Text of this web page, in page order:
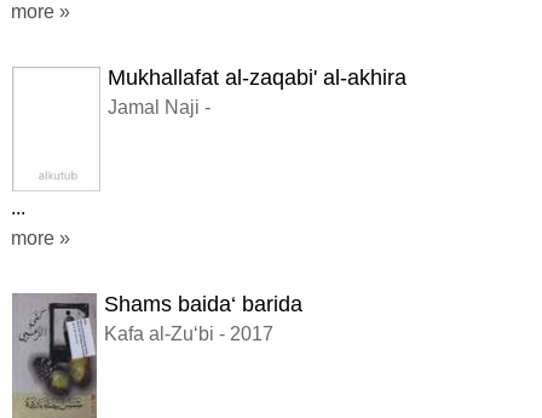
more »
Mukhallafat al-zaqabi' al-akhira
Jamal Naji -
...
more »
Shams baida‘ barida
Kafa al-Zu‘bi - 2017